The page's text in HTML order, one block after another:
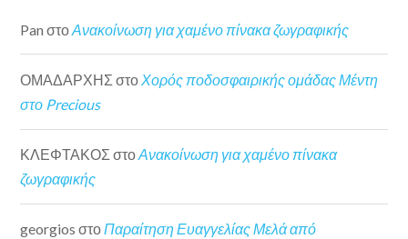
Pan στοΑνακοίνωση για χαμένο πίνακα ζωγραφικής
ΟΜΑΔΑΡΧΗΣ στοΧορός ποδοσφαιρικής ομάδας Μέντη
στο Precious
ΚΛΕΦΤΑΚΟΣ στοΑνακοίνωση για χαμένο πίνακα
ζωγραφικής
georgios στοΠαραίτηση Ευαγγελίας Μελά από